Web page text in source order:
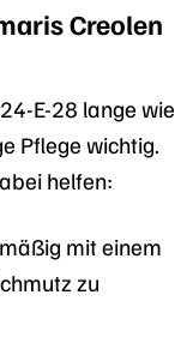
Creolen
E-28 lange wie
Pflege wichtig.
helfen:
mit einem
zu